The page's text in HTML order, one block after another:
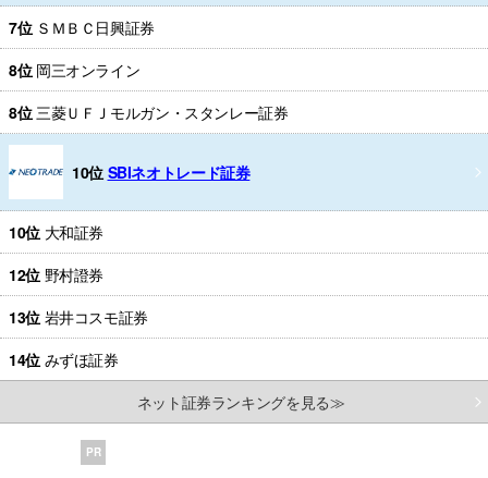
7位 ＳＭＢＣ日興証券
8位 岡三オンライン
8位 三菱ＵＦＪモルガン・スタンレー証券
10位 SBIネオトレード証券
10位 大和証券
12位 野村證券
13位 岩井コスモ証券
14位 みずほ証券
ネット証券ランキングを見る≫
PR